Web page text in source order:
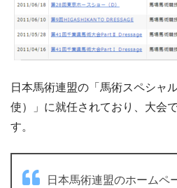
日本馬術連盟の「馬術スペシャ
使）」に就任されており、大会
す。
日本馬術連盟のホームペ